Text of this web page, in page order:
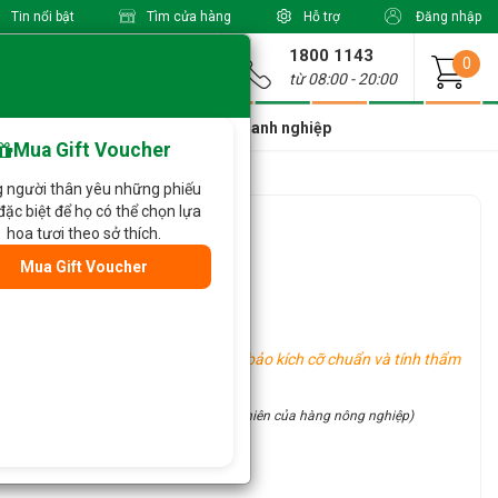
Tin nổi bật Tìm cửa hàng Hỗ trợ Đăng nhập
1800 1143
từ 08:00 - 20:00
0
Dành cho doanh nghiệp
064
nhiên)
khác nhau, tuy nhiên vẫn đảm bảo kích cỡ chuẩn và tính thẩm
(đặc điểm thủ công và tính chất tự nhiên của hàng nông nghiệp)
Mua Gift Voucher
người thân yêu những phiếu
biệt để họ có thể chọn lựa
hoa tươi theo sở thích.
Mua Gift Voucher